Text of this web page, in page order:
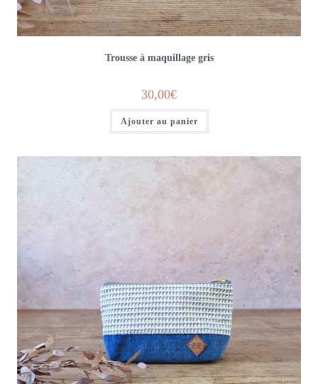
Trousse à maquillage gris
30,00€
Ajouter au panier